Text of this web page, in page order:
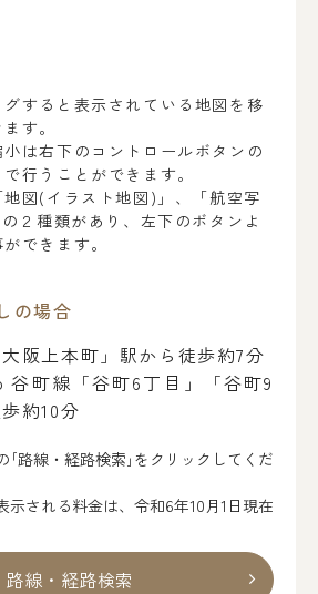
すると表示されている地図を移
す。
は右下のコントロールボタンの
で行うことができます。
図(イラスト地図)」、「航空写
２種類があり、左下のボタンよ
できます。
の場合
阪上本町」駅から徒歩約7分
谷町線「谷町6丁目」「谷町9
約10分
｢路線・経路検索｣をクリックしてくだ
示される料金は、令和6年10月1日現在
路線・経路検索